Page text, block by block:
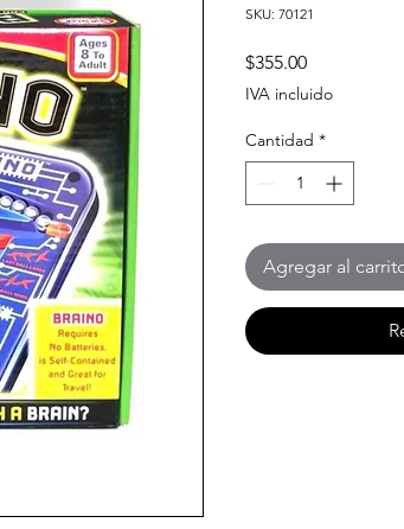
SKU: 70121
$355.00Precio
IVA incluido
Cantidad *
Agregar al